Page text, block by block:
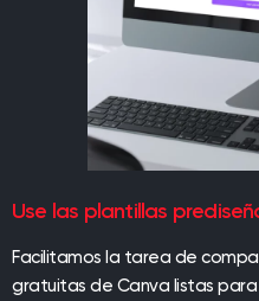
Use las plantillas
Facilitamos la tarea de
gratuitas de Canva listas